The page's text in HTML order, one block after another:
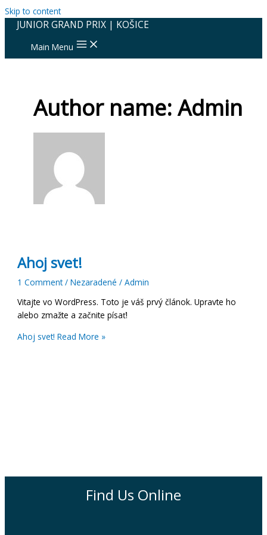
Skip to content
JUNIOR GRAND PRIX | KOŠICE
Main Menu
Author name: Admin
Ahoj svet!
1 Comment /Nezaradené /Admin
Vitajte vo WordPress. Toto je váš prvý článok. Upravte ho
alebo zmažte a začnite písať!
Ahoj svet! Read More »
Find Us Online